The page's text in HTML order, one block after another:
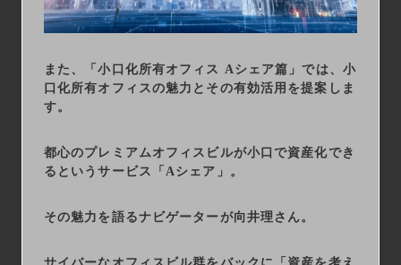
また、「小口化所有オフィス Aシェア篇」では、小
口化所有オフィスの魅力とその有効活用を提案しま
す。
都心のプレミアムオフィスビルが小口で資産化でき
るというサービス「Aシェア」。
その魅力を語るナビゲーターが向井理さん。